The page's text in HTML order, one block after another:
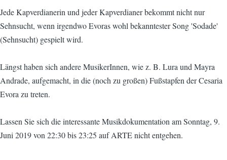
Jede Kapverdianerin und jeder Kapverdianer bekommt nicht nur
Sehnsucht, wenn irgendwo Evoras wohl bekanntester Song 'Sodade'
(Sehnsucht) gespielt wird.
Längst haben sich andere MusikerInnen, wie z. B. Lura und Mayra
Andrade, aufgemacht, in die (noch zu großen) Fußstapfen der Cesaria
Evora zu treten.
Lassen Sie sich die interessante Musikdokumentation am Sonntag, 9.
Juni 2019 von 22:30 bis 23:25 auf ARTE nicht entgehen.